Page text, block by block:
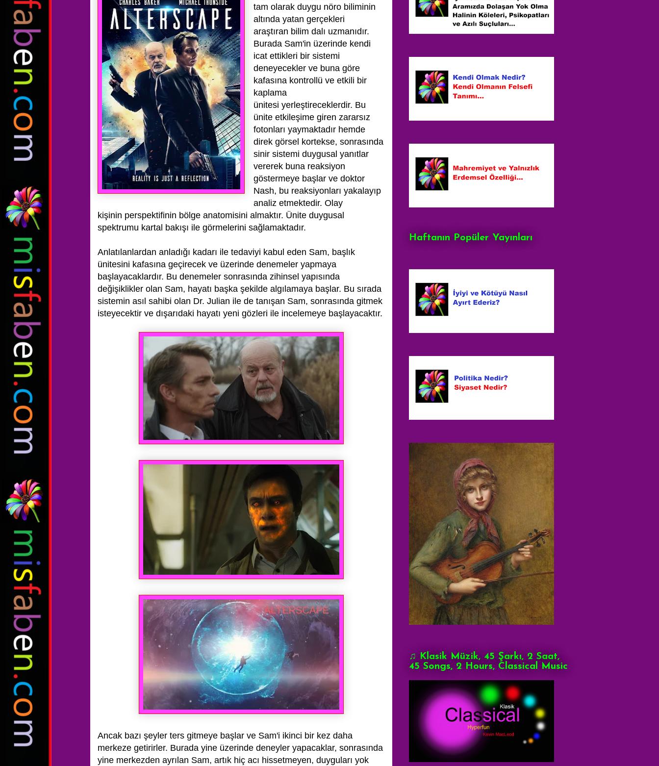
tam olarak duygu nöro biliminin
altında yatan gerçekleri
araştıran bilim dalı uzmanıdır.
Burada Sam'in üzerinde kendi
icat ettikleri bir sistemi
deneyecekler ve buna göre
kafasına kontrollü ve etkili bir
kaplama
ünitesi yerleştireceklerdir. Bu
ünite etkileşime giren zararsız
fotonları yaymaktadır hemde
direk görsel kortekse, sonrasında
sinir sistemi duygusal yanıtlar
vererek buna reaksiyon
göstermeye başlar ve doktor
Nash, bu reaksiyonları yakalayıp
analiz etmektedir. Olay
kişinin perspektifinin bölge anatomisini almaktır. Ünite duygusal
spektrumu kartal bakışı ile görmelerini sağlamaktadır.
Anlatılanlardan anladığı kadarı ile tedaviyi kabul eden Sam, başlık
ünitesini kafasına geçirecek ve üzerinde denemeler yapmaya
başlayacaklardır. Bu denemeler sonrasında zihinsel yapısında
değişiklikler olan Sam, hayatı başka şekilde algılamaya başlar. Bu sırada
sistemin asıl sahibi olan Dr. Julian ile de tanışan Sam, sonrasında gitmek
isteyecektir ve dışarıdaki hayatı yeni gözleri ile incelemeye başlayacaktır.
Ancak bazı şeyler ters gitmeye başlar ve Sam'i ikinci bir kez daha
merkeze getirirler. Burada yine üzerinde deneyler yapacaklar, sonrasında
yine merkezden ayrılan Sam, artık hiç acı hissetmeyen, duyguları yok
Haftanın Popüler Yayınları
♫ Klasik Müzik, 45 Şarkı, 2 Saat,
45 Songs, 2 Hours, Classical Music